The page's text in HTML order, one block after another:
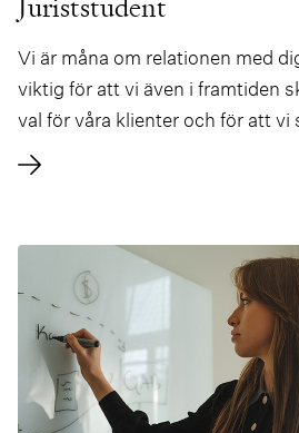
Juriststudent
Vi är måna om relationen med
viktig för att vi även i framtiden
val för våra klienter och för att
leverera affärsrådgivning i
möjligheter för dig att skapa